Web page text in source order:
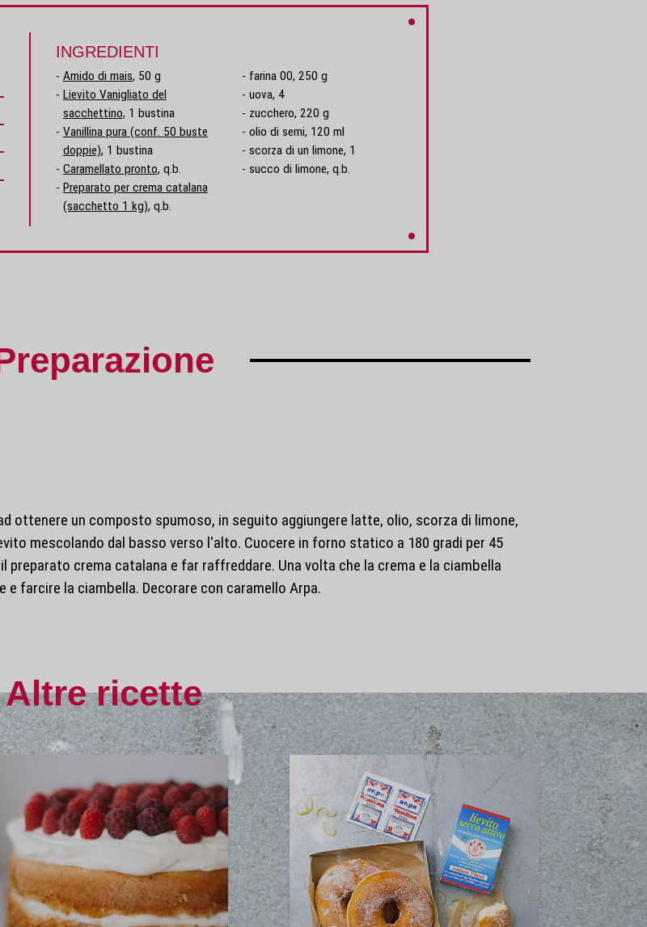
INGREDIENTI
Amido di mais, 50 g
Lievito Vanigliato del
sacchettino, 1 bustina
Vanillina pura (conf. 50 buste
doppie), 1 bustina
Caramellato pronto, q.b.
Preparato per crema catalana
(sacchetto 1 kg), q.b.
farina 00, 250 g
uova, 4
zucchero, 220 g
olio di semi, 120 ml
scorza di un limone, 1
succo di limone, q.b.
ottenere un composto spumoso, in seguito aggiungere latte, olio, scorza di limone,
mescolando dal basso verso l'alto. Cuocere in forno statico a 180 gradi per 45
crema catalana e far raffreddare. Una volta che la crema e la ciambella
farcire la ciambella. Decorare con caramello Arpa.
Altre ricette